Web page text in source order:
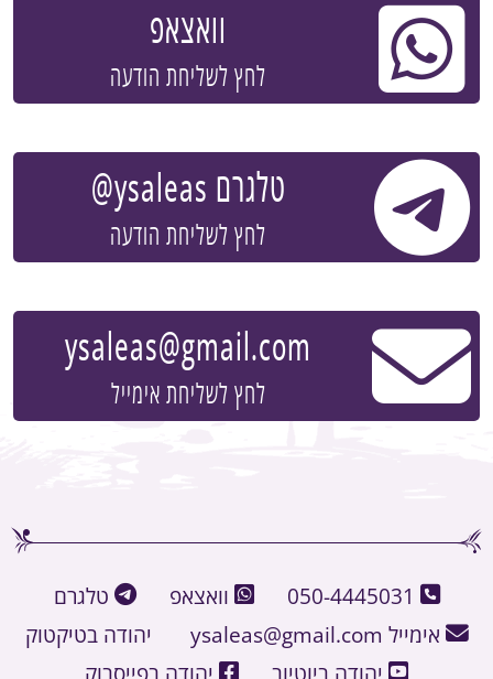
וואצאפ
לחץ לשליחת הודעה
טלגרם @ysaleas
לחץ לשליחת הודעה
ysaleas@gmail.com
לחץ לשליחת אימייל
050-4445031 וואצאפ
טלגרם
אימייל ysaleas@gmail.com
יהודה בטיקטוק
יהודה ביוטיוב
יהודה בפייסבוק